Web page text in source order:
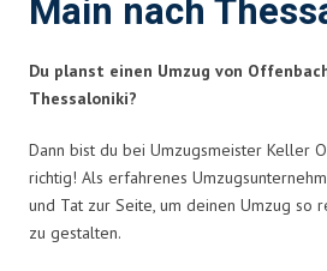
Main nach
Du planst einen Umzug von
Thessaloniki?
Dann bist du bei Umzugsmeister Keller
richtig! Als erfahrenes
und Tat zur Seite, um deinen Umzug so
zu gestalten.